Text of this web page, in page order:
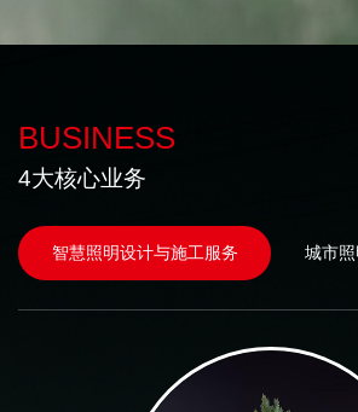
BUSINESS
4大核心业务
智慧照明设计与施工服务 城市